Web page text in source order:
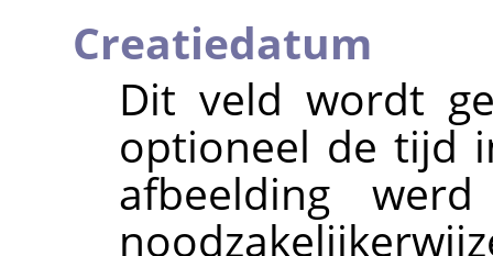
Creatiedatum
Dit veld wordt
optioneel de tijd
afbeelding